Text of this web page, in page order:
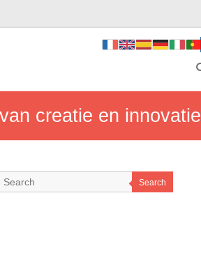
creatie en innovatie
Search